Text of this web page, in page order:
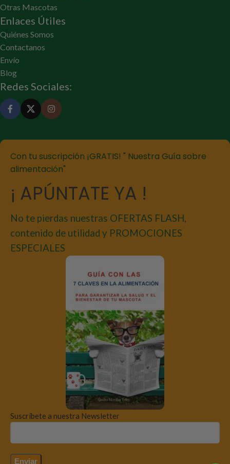
Otras Mascotas
Enlaces Útiles
Quiénes Somos
Contactanos
Envío
Blog
Redes Sociales:
Con tu suscripción ¡GRATIS! " Nuestra Guía sobre
alimentación"
¡ APÚNTATE YA !
No te pierdas nuestras OFERTAS FLASH,
contenido de utilidad y PROMOCIONES
ESPECIALES
Suscríbete a nuestra Newsletter